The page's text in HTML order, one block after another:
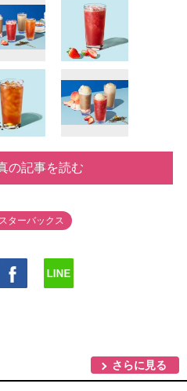
の記事を読む
ターバックス
さらに見る